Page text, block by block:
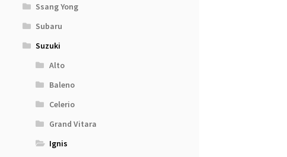
Ssang Yong
Subaru
Suzuki
Alto
Baleno
Celerio
Grand Vitara
Ignis